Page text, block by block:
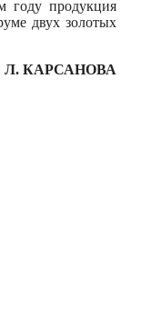
году продукция
двух золотых
Л. КАРСАНОВА